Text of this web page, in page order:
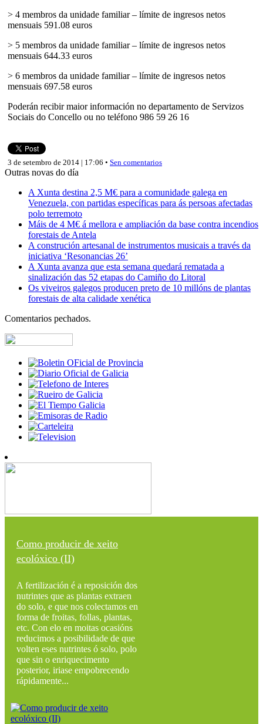
> 4 membros da unidade familiar – límite de ingresos netos
mensuais 591.08 euros
> 5 membros da unidade familiar – límite de ingresos netos
mensuais 644.33 euros
> 6 membros da unidade familiar – límite de ingresos netos
mensuais 697.58 euros
Poderán recibir maior información no departamento de Servizos
Sociais do Concello ou no teléfono 986 59 26 16
3 de setembro de 2014 | 17:06 • Sen comentarios
Outras novas do día
A Xunta destina 2,5 M€ para a comunidade galega en
Venezuela, con partidas específicas para ás persoas afectadas
polo terremoto
Máis de 4 M€ á mellora e ampliación da base contra incendios
forestais de Antela
A construción artesanal de instrumentos musicais a través da
iniciativa ‘Resonancias 26’
A Xunta avanza que esta semana quedará rematada a
sinalización das 52 etapas do Camiño do Litoral
Os viveiros galegos producen preto de 10 millóns de plantas
forestais de alta calidade xenética
Comentarios pechados.
Como producir de xeito
ecolóxico (II)
A fertilización é a reposición dos
nutrintes que as plantas extraen
do solo, e que nos colectamos en
forma de froitas, follas, plantas,
etc. Con elo en moitas ocasións
reducimos a posibilidade de que
volten eses nutrintes ó solo, polo
que sin o enriquecimento
posterior, iriase empobrecendo
rápidamente...